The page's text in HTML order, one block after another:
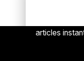
articles